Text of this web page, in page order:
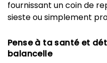
fournissant un coin de
sieste ou simplement
Pense à ta santé et
balancelle